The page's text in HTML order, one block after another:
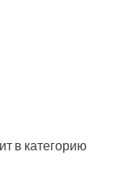
в категорию